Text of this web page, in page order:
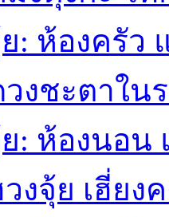
: ห้องครัว
งชะตาใน
: ห้องนอน
งจุ้ย เฮี่ยง